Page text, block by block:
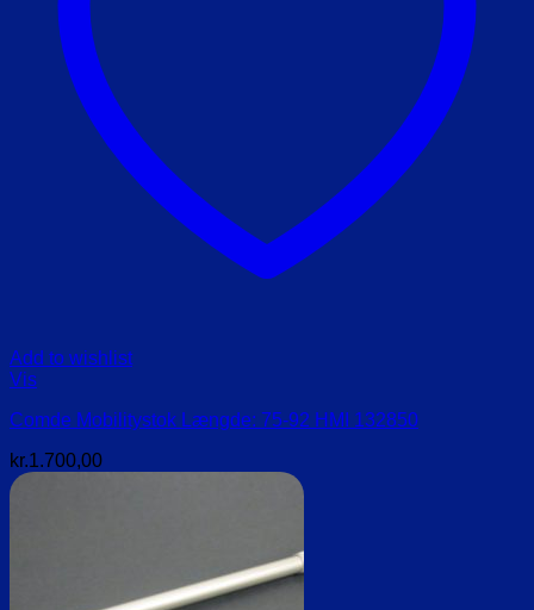
Add to wishlist
Vis
Comde Mobilitystok Længde: 75-92 HMI 132850
kr.1.700,00